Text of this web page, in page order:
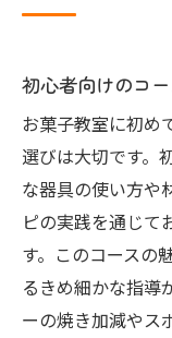
初心者向けのコ
お菓子教室に初め
選びは大切です。
な器具の使い方や
ピの実践を通じて
す。このコースの
るきめ細かな指導
ーの焼き加減やス